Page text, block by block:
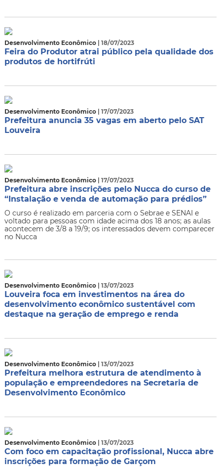
Desenvolvimento Econômico | 18/07/2023
Feira do Produtor atrai público pela qualidade dos
produtos de hortifrúti
Desenvolvimento Econômico | 17/07/2023
Prefeitura anuncia 35 vagas em aberto pelo SAT
Louveira
Desenvolvimento Econômico | 17/07/2023
Prefeitura abre inscrições pelo Nucca do curso de
“Instalação e venda de automação para prédios”
​O curso é realizado em parceria com o Sebrae e SENAI e
voltado para pessoas com idade acima dos 18 anos; as aulas
acontecem de 3/8 a 19/9; os interessados devem comparecer
no Nucca
Desenvolvimento Econômico | 13/07/2023
Louveira foca em investimentos na área do
desenvolvimento econômico sustentável com
destaque na geração de emprego e renda
Desenvolvimento Econômico | 13/07/2023
Prefeitura melhora estrutura de atendimento à
população e empreendedores na Secretaria de
Desenvolvimento Econômico
Desenvolvimento Econômico | 13/07/2023
Com foco em capacitação profissional, Nucca abre
inscrições para formação de Garçom